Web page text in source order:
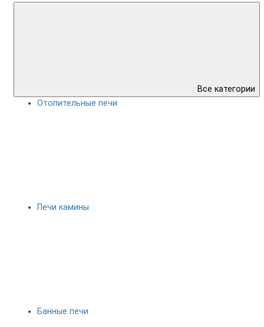
Все категории
Отопительные печи
Печи камины
Банные печи